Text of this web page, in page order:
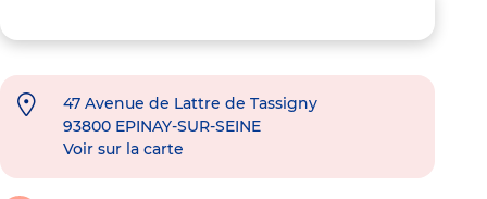
47 Avenue de Lattre de Tassigny
93800 EPINAY-SUR-SEINE
Voir sur la carte